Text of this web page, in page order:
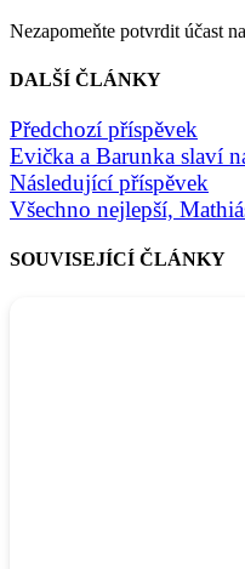
Nezapomeňte potvrdit účast na
DALŠÍ ČLÁNKY
Předchozí příspěvek
Evička a Barunka slaví
Následující příspěvek
Všechno nejlepší,
SOUVISEJÍCÍ ČLÁNKY